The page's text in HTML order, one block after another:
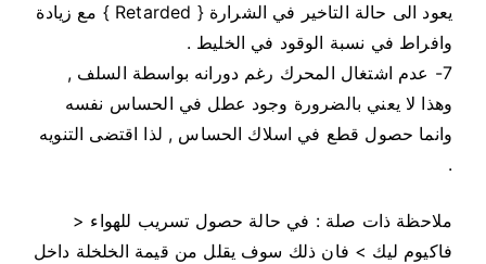
يعود الى حالة التاخير في الشرارة { Retarded } مع زيادة
وافراط في نسبة الوقود في الخليط .
7- عدم اشتغال المحرك رغم دورانه بواسطة السلف ,
وهذا لا يعني بالضرورة وجود عطل في الحساس نفسه
وانما حصول قطع في اسلاك الحساس , لذا اقتضى التنويه
.
ملاحظة ذات صلة : في حالة حصول تسريب للهواء <
فاكيوم ليك > فان ذلك سوف يقلل من قيمة الخلخلة داخل